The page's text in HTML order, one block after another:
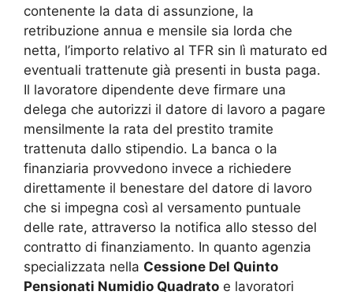
contenente la data di assunzione, la
retribuzione annua e mensile sia lorda che
netta, l’importo relativo al TFR sin lì maturato ed
eventuali trattenute già presenti in busta paga.
Il lavoratore dipendente deve firmare una
delega che autorizzi il datore di lavoro a pagare
mensilmente la rata del prestito tramite
trattenuta dallo stipendio. La banca o la
finanziaria provvedono invece a richiedere
direttamente il benestare del datore di lavoro
che si impegna così al versamento puntuale
delle rate, attraverso la notifica allo stesso del
contratto di finanziamento. In quanto agenzia
specializzata nella Cessione Del Quinto
Pensionati Numidio Quadrato e lavoratori